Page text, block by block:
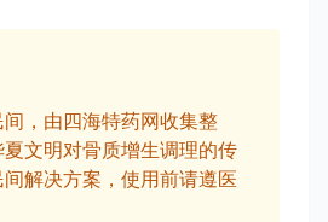
，由四海特药网收集整
文明对骨质增生调理的传
解决方案，使用前请遵医